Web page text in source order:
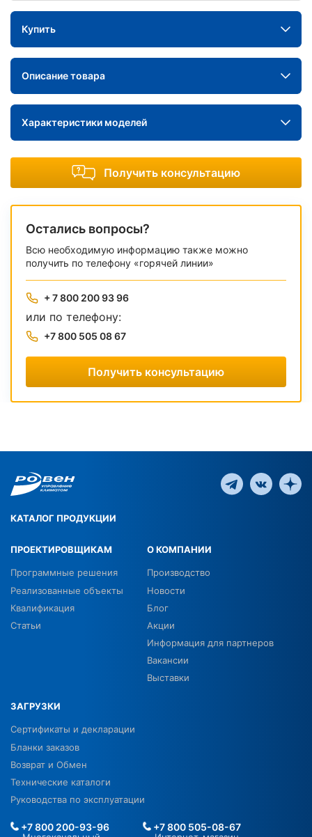
Купить
Описание товара
Характеристики моделей
Получить консультацию
Остались вопросы?
Всю необходимую информацию также можно
получить по телефону «горячей линии»
+ 7 800 200 93 96
или по телефону:
+7 800 505 08 67
Получить консультацию
КАТАЛОГ ПРОДУКЦИИ
ПРОЕКТИРОВЩИКАМ
Программные решения
Реализованные объекты
Квалификация
Статьи
О КОМПАНИИ
Производство
Новости
Блог
Акции
Информация для партнеров
Вакансии
Выставки
ЗАГРУЗКИ
Сертификаты и декларации
Бланки заказов
Возврат и Обмен
Технические каталоги
Руководства по эксплуатации
+7 800 200-93-96 +7 800 505-08-67